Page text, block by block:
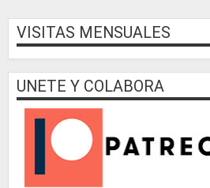
VISITAS MENSUALES
UNETE Y COLABORA